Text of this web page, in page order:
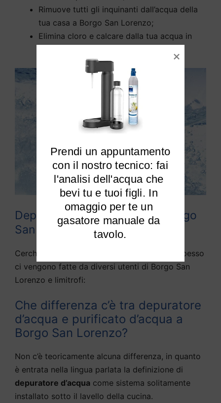
Rimuove tutti gli inquinanti dall’acqua della
tua casa a Borgo San Lorenzo;
Elimina cloro e calcare dalla tua acqua in
Depuratori acqua domestici Borgo
San Lorenzo
Cerchiamo di rispondere alle domande che spesso
ci vengono fatte da diversi utenti di Borgo San
Lorenzo e limitrofi:
Che differenza c’è tra depuratore
d’acqua e purificato d’acqua a
Borgo San Lorenzo?
Non c’è teoricamente alcuna differenza, in quanto
è entrata nella lingua parlata la definizione di
depuratore d’acqua come sistema solitamente
installato sotto il lavello della cucina.
Prendi un appuntamento
l'analisi dell'acqua che
bevi tu e tuoi figli. In
omaggio per te un
gasatore manuale da
tavolo.